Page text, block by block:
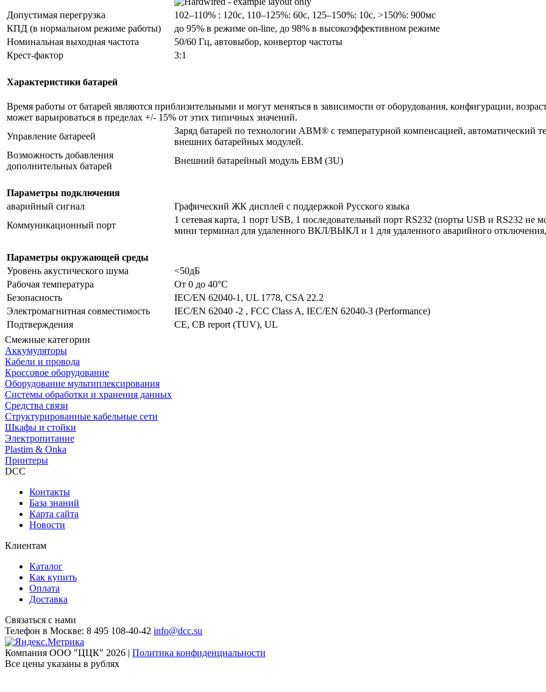
Допустимая перегрузка
102–110% : 120с, 110–125%: 60с, 125–150%: 10с, >150%: 900мс
КПД (в нормальном режиме работы)
до 95% в режиме on-line, до 98% в высокоэффективном режиме
Номинальная выходная частота
50/60 Гц, автовыбор, конвертор частоты
Крест-фактор
3:1
Характеристики батарей
Время работы от батарей являются приблизительными и могут меняться в зависимости от оборудования, конфигурации,
может варьироваться в пределах +/- 15% от этих типичных значений.
Управление батареей
Заряд батарей по технологии ABM® с температурной компенсацией, автоматический
внешних батарейных модулей.
Возможность добавления
дополнительных батарей
Внешний батарейный модуль EBM (3U)
Параметры подключения
аварийный сигнал
Графический ЖК дисплей с поддержкой Русского языка
Коммуникационный порт
1 сетевая карта, 1 порт USB, 1 последовательный порт RS232 (порты USB и RS232 не
мини терминал для удаленного ВКЛ/ВЫКЛ и 1 для удаленного аварийного
Параметры окружающей среды
Уровень акустического шума
<50дБ
Рабочая температура
От 0 до 40°C
Безопасность
IEC/EN 62040-1, UL 1778, CSA 22.2
Электромагнитная совместимость
IEC/EN 62040 -2 , FCC Class A, IEC/EN 62040-3 (Performance)
Подтверждения
CE, CB report (TUV), UL
Смежные категории
Аккумуляторы
Кабели и провода
Кроссовое оборудование
Оборудование мультиплексирования
Системы обработки и хранения данных
Средства связи
Структурированные кабельные сети
Шкафы и стойки
Электропитание
Plastim & Onka
Принтеры
DCC
Контакты
База знаний
Карта сайта
Новости
Клиентам
Каталог
Как купить
Оплата
Доставка
Связаться с нами
Телефон в Москве: 8 495 108-40-42 info@dcc.su
Компания ООО "ЦЦК" 2026 | Политика конфиденциальности
Все цены указаны в рублях